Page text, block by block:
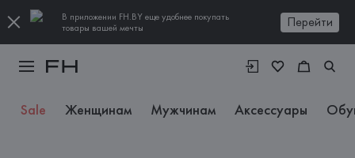
В приложении FH.BY еще удобнее покупать
товары вашей мечты
Перейти
Sale Женщинам Мужчинам Аксессуары